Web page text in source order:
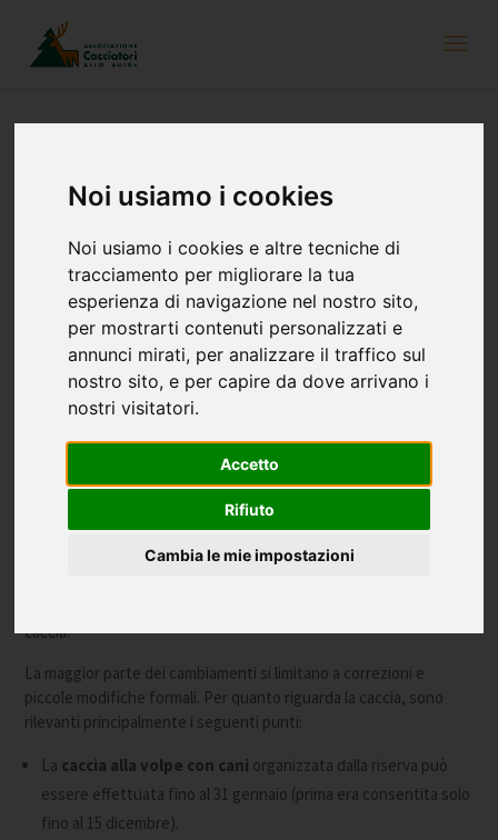
Noi usiamo i cookies
Noi usiamo i cookies e altre tecniche di
tracciamento per migliorare la tua
esperienza di navigazione nel nostro sito,
per mostrarti contenuti personalizzati e
annunci mirati, per analizzare il traffico sul
nostro sito, e per capire da dove arrivano i
nostri visitatori.
Accetto
Rifiuto
Cambia le mie impostazioni
Modifiche alla Legge provinciale sulla
31 dicembre 2021
caccia.
La maggior parte dei cambiamenti si limitano a correzioni e
piccole modifiche formali. Per quanto riguarda la caccia, sono
rilevanti principalmente i seguenti punti:
La caccia alla volpe con cani organizzata dalla riserva può
essere effettuata fino al 31 gennaio (prima era consentita solo
fino al 15 dicembre).